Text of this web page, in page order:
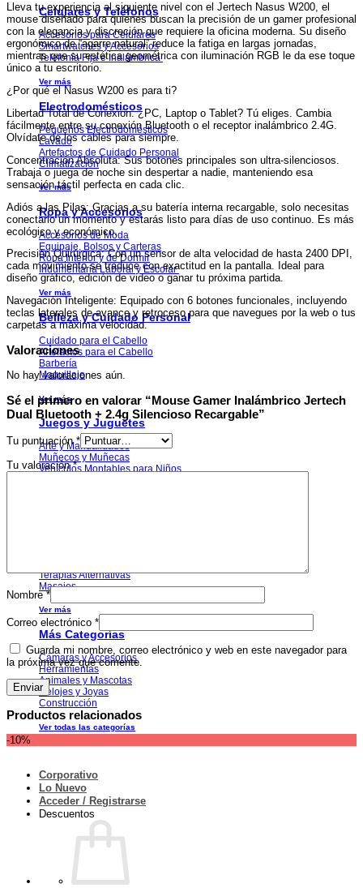
Celulares y Teléfonos
Accesorios para Celulares
Smartwatches y Accesorios
Telefonía Fija e Inalámbrica
Ver más
Electrodomésticos
Pequeños Electrodomésticos
Lavado
Artefactos de Cuidado Personal
Climatización
Ver más
Ropa y Accesorios
Accesorios de Moda
Equipaje, Bolsos y Carteras
Ropa Interior y de Dormir
Indumentaria Laboral y Escolar
Ver más
Belleza y Cuidado Personal
Cuidado para el Cabello
Artefactos para el Cabello
Barbería
Maquillaje
Ver más
Juegos y Juguetes
Arte y Manualidades
Muñecos y Muñecas
Vehículos Montables para Niños
Terapias Alternativas
Masajes
Ver más
Más Categorías
Cámaras y Accesorios
Herramientas
Animales y Mascotas
Relojes y Joyas
Construcción
Ver todas las categorías
Corporativo
Lo Nuevo
Acceder / Registrarse
Descuentos
Lleva tu experiencia al siguiente nivel con el Jertech Nasus W200, el
mouse diseñado para quienes buscan la precisión de un gamer profesional
con la elegancia y discreción que requiere la oficina moderna. Su diseño
ergonómico de “agarre natural” reduce la fatiga en largas jornadas,
mientras que su estética geométrica con iluminación RGB le da ese toque
único a tu escritorio.
¿Por qué el Nasus W200 es para ti?
Libertad Total de Conexión: ¿PC, Laptop o Tablet? Tú eliges. Cambia
fácilmente entre su conexión Bluetooth o el receptor inalámbrico 2.4G.
Olvídate de los cables para siempre.
Concentración Absoluta: Sus botones principales son ultra-silenciosos.
Trabaja o juega de noche sin despertar a nadie, manteniendo esa
sensación táctil perfecta en cada clic.
Adiós a las Pilas: Gracias a su batería interna recargable, solo necesitas
conectarlo un momento y estarás listo para días de uso continuo. Es más
ecológico y económico.
Precisión Quirúrgica: Con un sensor de alta velocidad de hasta 2400 DPI,
cada movimiento se traduce con exactitud en la pantalla. Ideal para
diseño gráfico, edición de video o ganar tu próxima partida.
Navegación Inteligente: Equipado con 6 botones funcionales, incluyendo
teclas laterales de avance y retroceso para que navegues por la web o tus
carpetas a máxima velocidad.
Valoraciones
No hay valoraciones aún.
Sé el primero en valorar “Mouse Gamer Inalámbrico Jertech
Dual Bluetooth + 2.4g Silencioso Recargable”
Tu puntuación*
Tu valoración*
Nombre*
Correo electrónico *
Guarda mi nombre, correo electrónico y web en este navegador para
la próxima vez que comente.
Productos relacionados
-10%